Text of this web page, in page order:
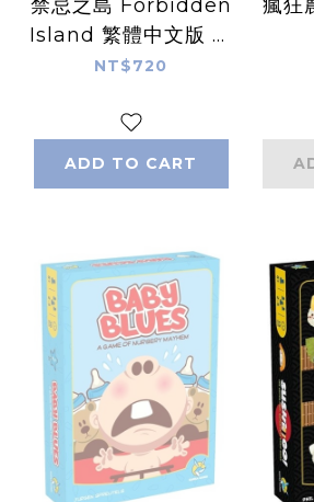
禁忌之島 Forbidden
Island 繁體中文版 禁
制之島
NT$720
ADD TO CART
瘋狂